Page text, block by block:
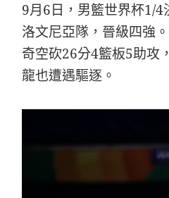
9月6日，男籃世界杯1/
洛文尼亞隊，晉級四強
奇空砍26分4籃板5助攻
龍也遭遇驅逐。